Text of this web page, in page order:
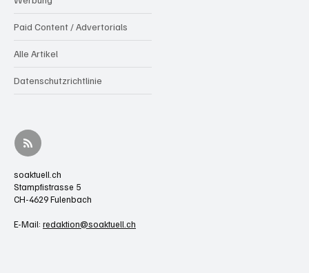
Paid Content / Advertorials
Alle Artikel
Datenschutzrichtlinie
soaktuell.ch
Stampfistrasse 5
CH-4629 Fulenbach
E-Mail: redaktion@soaktuell.ch